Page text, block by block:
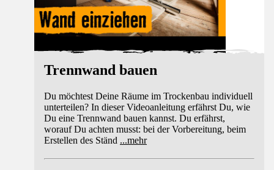
Trennwand bauen
Du möchtest Deine Räume im Trockenbau individuell
unterteilen? In dieser Videoanleitung erfährst Du, wie
Du eine Trennwand bauen kannst. Du erfährst,
worauf Du achten musst: bei der Vorbereitung, beim
Erstellen des Ständ ...mehr